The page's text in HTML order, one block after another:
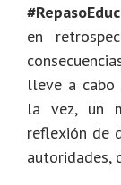
en
lleve a cabo
la vez, un
reflexión de
autoridades,